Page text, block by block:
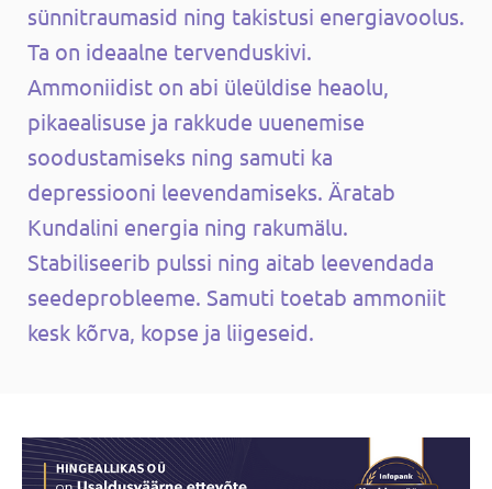
sünnitraumasid ning takistusi energiavoolus.
Ta on ideaalne tervenduskivi.
Ammoniidist on abi üleüldise heaolu,
pikaealisuse ja rakkude uuenemise
soodustamiseks ning samuti ka
depressiooni leevendamiseks. Äratab
Kundalini energia ning rakumälu.
Stabiliseerib pulssi ning aitab leevendada
seedeprobleeme. Samuti toetab ammoniit
kesk kõrva, kopse ja liigeseid.